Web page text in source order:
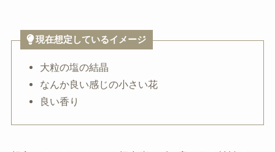
現在想定しているイメージ
大粒の塩の結晶
なんか良い感じの小さい花
良い香り